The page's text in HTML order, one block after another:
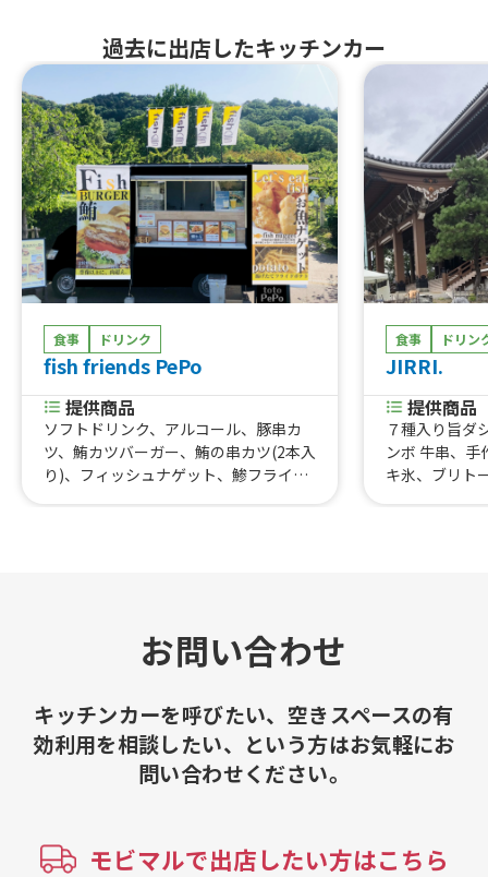
過去に出店したキッチンカー
食事 ドリンク
fish friends PePo
提供商品
ソフトドリンク、アルコール、豚串カ
ツ、鮪カツバーガー、鮪の串カツ(2本入
り)、フィッシュナゲット、鯵フライバ
食事 ドリン
JIRRI.
提供商品
７種入り旨ダ
ンボ 牛串、
キ氷、ブリト
お問い合わせ
キッチンカーを呼びたい、空きスペースの有
効利用を相談したい、という方はお気軽にお
問い合わせください。
モビマルで出店したい方はこちら